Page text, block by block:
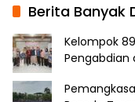
Berita Banyak
Kelompok
Pengabdian